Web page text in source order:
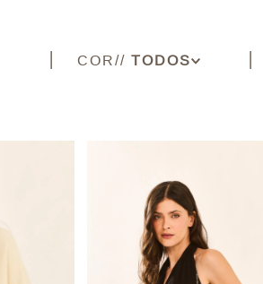
COR
DOURADO
ROSA ESCURO